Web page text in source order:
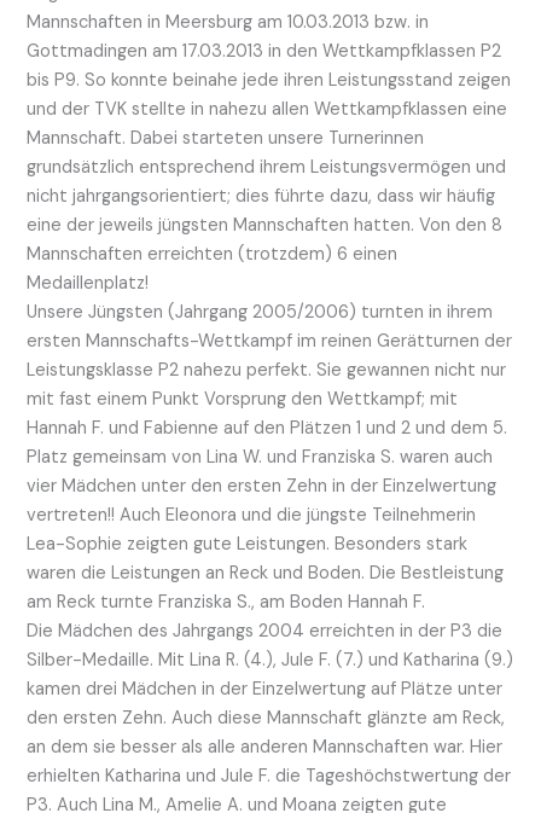
Mannschaften in Meersburg am 10.03.2013 bzw. in
Gottmadingen am 17.03.2013 in den Wettkampfklassen P2
bis P9. So konnte beinahe jede ihren Leistungsstand zeigen
und der TVK stellte in nahezu allen Wettkampfklassen eine
Mannschaft. Dabei starteten unsere Turnerinnen
grundsätzlich entsprechend ihrem Leistungsvermögen und
nicht jahrgangsorientiert; dies führte dazu, dass wir häufig
eine der jeweils jüngsten Mannschaften hatten. Von den 8
Mannschaften erreichten (trotzdem) 6 einen
Medaillenplatz!
Unsere Jüngsten (Jahrgang 2005/2006) turnten in ihrem
ersten Mannschafts-Wettkampf im reinen Gerätturnen der
Leistungsklasse P2 nahezu perfekt. Sie gewannen nicht nur
mit fast einem Punkt Vorsprung den Wettkampf; mit
Hannah F. und Fabienne auf den Plätzen 1 und 2 und dem 5.
Platz gemeinsam von Lina W. und Franziska S. waren auch
vier Mädchen unter den ersten Zehn in der Einzelwertung
vertreten!! Auch Eleonora und die jüngste Teilnehmerin
Lea-Sophie zeigten gute Leistungen. Besonders stark
waren die Leistungen an Reck und Boden. Die Bestleistung
am Reck turnte Franziska S., am Boden Hannah F.
Die Mädchen des Jahrgangs 2004 erreichten in der P3 die
Silber-Medaille. Mit Lina R. (4.), Jule F. (7.) und Katharina (9.)
kamen drei Mädchen in der Einzelwertung auf Plätze unter
den ersten Zehn. Auch diese Mannschaft glänzte am Reck,
an dem sie besser als alle anderen Mannschaften war. Hier
erhielten Katharina und Jule F. die Tageshöchstwertung der
P3. Auch Lina M., Amelie A. und Moana zeigten gute